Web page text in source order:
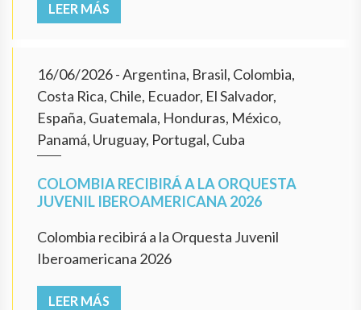
LEER MÁS
16/06/2026- Argentina, Brasil, Colombia,
Costa Rica, Chile, Ecuador, El Salvador,
España, Guatemala, Honduras, México,
Panamá, Uruguay, Portugal, Cuba
COLOMBIA RECIBIRÁ A LA ORQUESTA
JUVENIL IBEROAMERICANA 2026
Colombia recibirá a la Orquesta Juvenil
Iberoamericana 2026
LEER MÁS